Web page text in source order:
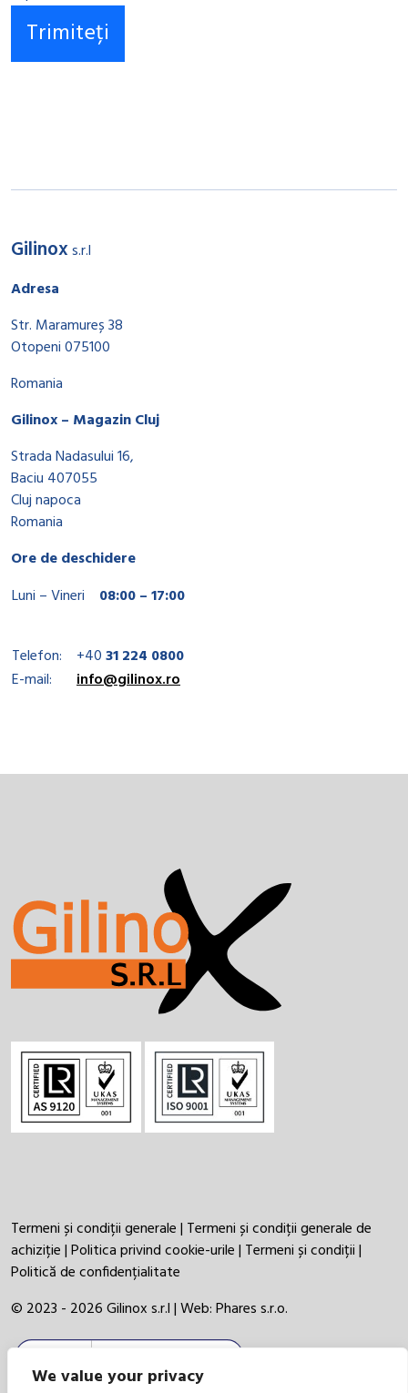
We value your privacy
Gilinoxs.r.l
Adresa
Str. Maramureș 38
Otopeni 075100
Romania
Gilinox – Magazin Cluj
Strada Nadasului 16,
Baciu 407055
Cluj napoca
Romania
Ore de deschidere
Luni – Vineri
08:00 – 17:00
Telefon: +4031 224 0800
E-mail:
info@gilinox.ro
Termeni și condiții generale| Termeni și condiții generale de
achiziție|Politica privind cookie-urile| Termeni și condiții|
Politică de confidențialitate
© 2023 - 2026 Gilinox s.r.l | Web:Phares s.r.o.